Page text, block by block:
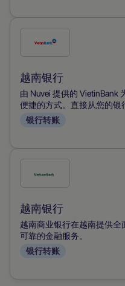
选
此
付
款
方
越南银行
由 Nuvei 提供的 VietinBank
便捷的方式。直接从您的银
银行转账
选
此
付
款
方
越南银行
越南商业银行在越南提供
可靠的金融服务。
银行转账